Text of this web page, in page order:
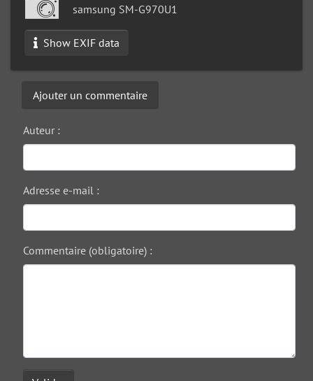
samsung SM-G970U1
Show EXIF data
Ajouter un commentaire
Auteur :
Adresse e-mail :
Commentaire (obligatoire) :